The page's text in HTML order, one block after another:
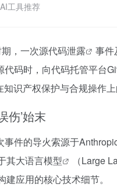
AI工具推荐
，一次源代码泄露 事件
代码时，向代码托管平台
识产权保护与合规操作
伤’始末
件的导火索源于
其大语言模型 （Large
应用的核心技术细节。